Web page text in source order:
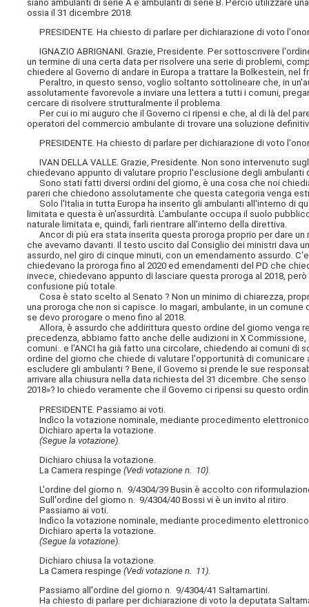
siano ambulanti di serie A e ambulanti di serie B. Perciò utilizzare
ossia il 31 dicembre 2018.
PRESIDENTE. Ha chiesto di parlare per dichiarazione di voto
IGNAZIO ABRIGNANI. Grazie, Presidente. Per sottoscrivere
un termine di una certa data per risolvere una serie di problemi,
chiedere al Governo di andare in Europa a trattare la Bolkestein,
Peraltro, in questo senso, voglio soltanto sottolineare che, in
assolutamente favorevole a inviare una lettera a tutti i comuni,
cercare di risolvere strutturalmente il problema.
Per cui io mi auguro che il Governo ci ripensi e che, al di là del
operatori del commercio ambulante di trovare una soluzione
PRESIDENTE. Ha chiesto di parlare per dichiarazione di voto
IVAN DELLA VALLE. Grazie, Presidente. Non sono intervenuto
chiedevano appunto di valutare proprio l'esclusione degli ambulanti
Sono stati fatti diversi ordini del giorno, è una cosa che noi
pareri che chiedono assolutamente che questa categoria venga
Solo l'Italia in tutta Europa ha inserito gli ambulanti all'interno di
limitata e questa è un'assurdità. L'ambulante occupa il suolo
naturale limitata e, quindi, farli rientrare all'interno della direttiva.
Ancor di più era stata inserita questa proroga proprio per dare un
che avevamo davanti. Il testo uscito dal Consiglio dei ministri
assurdo, nel giro di cinque minuti, con un emendamento assurdo.
chiedevano la proroga fino al 2020 ed emendamenti del PD che
invece, chiedevano appunto di lasciare questa proroga al 2018,
confusione più totale.
Cosa è stato scelto al Senato ? Non un minimo di chiarezza,
una proroga che non si capisce. Io magari, ambulante, in un
se devo prorogare o meno fino al 2018.
Allora, è assurdo che addirittura questo ordine del giorno venga
precedenza, abbiamo fatto anche delle audizioni in X
comuni.. e l'ANCI ha già fatto una circolare, chiedendo ai comuni di
ordine del giorno che chiede di valutare l'opportunità di
escludere gli ambulanti ? Bene, il Governo si prende le sue
arrivare alla chiusura nella data richiesta del 31 dicembre. Che
2018»? Io chiedo veramente che il Governo ci ripensi su questo
PRESIDENTE. Passiamo ai voti.
Indìco la votazione nominale, mediante procedimento
Dichiaro aperta la votazione.
(Segue la votazione)
Dichiaro chiusa la votazione.
La Camera respinge(Vedi votazione n. 10)
L'ordine del giorno n. 9/4304/39 Busin è accolto con
Sull'ordine del giorno n. 9/4304/40 Bossi vi è un invito al ritiro.
Passiamo ai voti.
Indìco la votazione nominale, mediante procedimento
Dichiaro aperta la votazione.
(Segue la votazione)
Dichiaro chiusa la votazione.
La Camera respinge(Vedi votazione n. 11).
Passiamo all'ordine del giorno n. 9/4304/41 Saltamartini.
Ha chiesto di parlare per dichiarazione di voto la deputata